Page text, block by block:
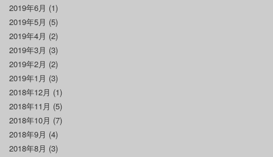
2019年6月 (1)
2019年5月 (5)
2019年4月 (2)
2019年3月 (3)
2019年2月 (2)
2019年1月 (3)
2018年12月 (1)
2018年11月 (5)
2018年10月 (7)
2018年9月 (4)
2018年8月 (3)